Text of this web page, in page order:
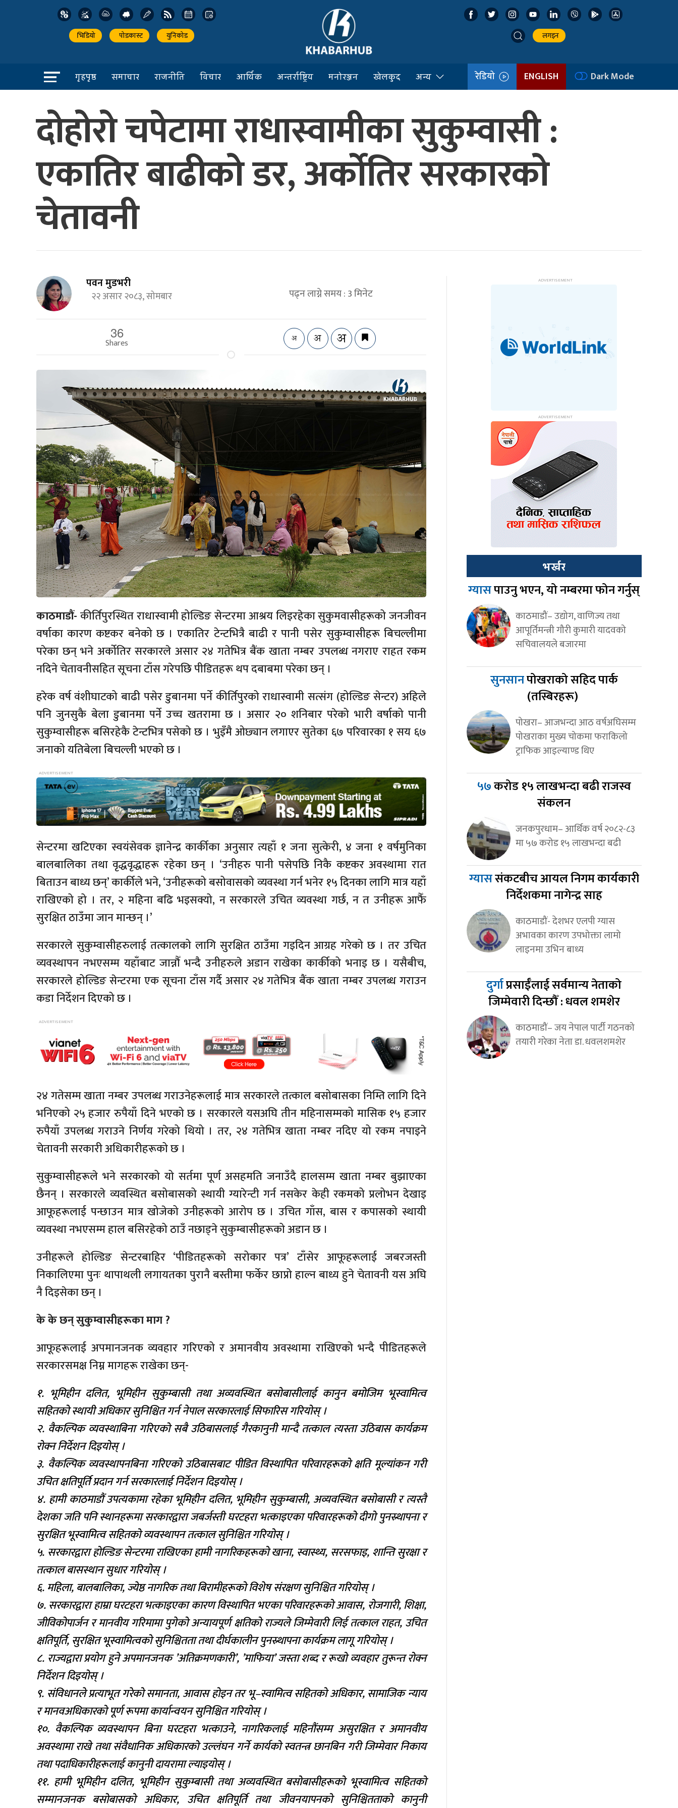
भिडियो पोडकास्ट युनिकोड लगइन
गृहपृष्ठ समाचार राजनीति विचार आर्थिक अन्तर्राष्ट्रिय मनोरञ्जन खेलकुद अन्य रेडियो ENGLISH Dark Mode
दोहोरो चपेटामा राधास्वामीका सुकुम्वासी :
एकातिर बाढीको डर, अर्कोतिर सरकारको
चेतावनी
पवन मुडभरी
२२ असार २०८३, सोमबार पढ्न लाग्ने समय :3मिनेट
36
Shares
काठमाडौं-कीर्तिपुरस्थित राधास्वामी होल्डिङ सेन्टरमा आश्रय लिइरहेका सुकुमवासीहरूको जनजीवन
वर्षाका कारण कष्टकर बनेको छ । एकातिर टेन्टभित्रै बाढी र पानी पसेर सुकुम्वासीहरू बिचल्लीमा
परेका छन् भने अर्कोतिर सरकारले असार २४ गतेभित्र बैंक खाता नम्बर उपलब्ध नगराए राहत रकम
नदिने चेतावनीसहित सूचना टाँस गरेपछि पीडितहरू थप दबाबमा परेका छन् ।
हरेक वर्ष वंशीघाटको बाढी पसेर डुबानमा पर्ने कीर्तिपुरको राधास्वामी सत्संग (होल्डिङ सेन्टर) अहिले
पनि जुनसुकै बेला डुबानमा पर्ने उच्च खतरामा छ । असार २० शनिबार परेको भारी वर्षाको पानी
सुकुम्वासीहरू बसिरहेकै टेन्टभित्र पसेको छ । भुइँमै ओछ्यान लगाएर सुतेका ६७ परिवारका १ सय ६७
जनाको यतिबेला बिचल्ली भएको छ ।
सेन्टरमा खटिएका स्वयंसेवक ज्ञानेन्द्र कार्कीका अनुसार त्यहाँ १ जना सुत्केरी, ४ जना १ वर्षमुनिका
बालबालिका तथा वृद्धवृद्धाहरू रहेका छन् । ‘उनीहरु पानी पसेपछि निकै कष्टकर अवस्थामा रात
बिताउन बाध्य छन्’ कार्कीले भने, ‘उनीहरूको बसोवासको व्यवस्था गर्न भनेर १५ दिनका लागि मात्र यहाँ
राखिएको हो । तर, २ महिना बढि भइसक्यो, न सरकारले उचित व्यवस्था गर्छ, न त उनीहरू आफैँ
सुरक्षित ठाउँमा जान मान्छन् ।’
सरकारले सुकुम्वासीहरुलाई तत्कालको लागि सुरक्षित ठाउँमा गइदिन आग्रह गरेको छ । तर उचित
व्यवस्थापन नभएसम्म यहाँबाट जान्नौँ भन्दै उनीहरुले अडान राखेका कार्कीको भनाइ छ । यसैबीच,
सरकारले होल्डिङ सेन्टरमा एक सूचना टाँस गर्दै असार २४ गतेभित्र बैंक खाता नम्बर उपलब्ध गराउन
कडा निर्देशन दिएको छ ।
२४ गतेसम्म खाता नम्बर उपलब्ध गराउनेहरूलाई मात्र सरकारले तत्काल बसोबासका निम्ति लागि दिने
भनिएको २५ हजार रुपैयाँ दिने भएको छ । सरकारले यसअघि तीन महिनासम्मको मासिक १५ हजार
रुपैयाँ उपलब्ध गराउने निर्णय गरेको थियो । तर, २४ गतेभित्र खाता नम्बर नदिए यो रकम नपाइने
चेतावनी सरकारी अधिकारीहरूको छ ।
सुकुम्वासीहरूले भने सरकारको यो सर्तमा पूर्ण असहमति जनाउँदै हालसम्म खाता नम्बर बुझाएका
छैनन् । सरकारले व्यवस्थित बसोबासको स्थायी ग्यारेन्टी गर्न नसकेर केही रकमको प्रलोभन देखाइ
आफूहरूलाई पन्छाउन मात्र खोजेको उनीहरूको आरोप छ । उचित गाँस, बास र कपासको स्थायी
व्यवस्था नभएसम्म हाल बसिरहेको ठाउँ नछाड्ने सुकुम्बासीहरूको अडान छ ।
उनीहरूले होल्डिङ सेन्टरबाहिर ‘पीडितहरूको सरोकार पत्र’ टाँसेर आफूहरूलाई जबरजस्ती
निकालिएमा पुनः थापाथली लगायतका पुरानै बस्तीमा फर्केर छाप्रो हाल्न बाध्य हुने चेतावनी यस अघि
नै दिइसेका छन् ।
के के छन् सुकुम्वासीहरूका माग ?
आफूहरूलाई अपमानजनक व्यवहार गरिएको र अमानवीय अवस्थामा राखिएको भन्दै पीडितहरूले
सरकारसमक्ष निम्न मागहरू राखेका छन्-
१. भूमिहीन दलित, भूमिहीन सुकुम्बासी तथा अव्यवस्थित बसोबासीलाई कानुन बमोजिम भूस्वामित्व
सहितको स्थायी अधिकार सुनिश्चित गर्न नेपाल सरकारलाई सिफारिस गरियोस् ।
२. वैकल्पिक व्यवस्थाबिना गरिएको सबै उठिबासलाई गैरकानुनी मान्दै तत्काल त्यस्ता उठिबास कार्यक्रम
रोक्न निर्देशन दिइयोस् ।
३. वैकल्पिक व्यवस्थापनबिना गरिएको उठिबासबाट पीडित विस्थापित परिवारहरूको क्षति मूल्यांकन गरी
उचित क्षतिपूर्ति प्रदान गर्न सरकारलाई निर्देशन दिइयोस् ।
४. हामी काठमाडौं उपत्यकामा रहेका भूमिहीन दलित, भूमिहीन सुकुम्बासी, अव्यवस्थित बसोबासी र त्यस्तै
देशका जति पनि स्थानहरूमा सरकारद्वारा जबर्जस्ती घरटहरा भत्काइएका परिवारहरूको दीगो पुनस्र्थापना र
सुरक्षित भूस्वामित्व सहितको व्यवस्थापन तत्काल सुनिश्चित गरियोस् ।
५. सरकारद्वारा होल्डिङ सेन्टरमा राखिएका हामी नागरिकहरूको खाना, स्वास्थ्य, सरसफाइ, शान्ति सुरक्षा र
तत्काल बासस्थान सुधार गरियोस् ।
६. महिला, बालबालिका, ज्येष्ठ नागरिक तथा बिरामीहरूको विशेष संरक्षण सुनिश्चित गरियोस् ।
७. सरकारद्वारा हाम्रा घरटहरा भत्काइएका कारण विस्थापित भएका परिवारहरूको आवास, रोजगारी, शिक्षा,
जीविकोपार्जन र मानवीय गरिमामा पुगेको अन्यायपूर्ण क्षतिको राज्यले जिम्मेवारी लिई तत्काल राहत, उचित
क्षतिपूर्ति, सुरक्षित भूस्वामित्वको सुनिश्चितता तथा दीर्घकालीन पुनस्र्थापना कार्यक्रम लागू गरियोस् ।
८. राज्यद्वारा प्रयोग हुने अपमानजनक ’अतिक्रमणकारी’, ’माफिया’ जस्ता शब्द र रूखो व्यवहार तुरून्त रोक्न
निर्देशन दिइयोस् ।
९. संविधानले प्रत्याभूत गरेको समानता, आवास होइन तर भू–स्वामित्व सहितको अधिकार, सामाजिक न्याय
र मानवअधिकारको पूर्ण रूपमा कार्यान्वयन सुनिश्चित गरियोस् ।
१०. वैकल्पिक व्यवस्थापन बिना घरटहरा भत्काउने, नागरिकलाई महिनौंसम्म असुरक्षित र अमानवीय
अवस्थामा राखे तथा संवैधानिक अधिकारको उल्लंघन गर्ने कार्यको स्वतन्त्र छानबिन गरी जिम्मेवार निकाय
तथा पदाधिकारीहरूलाई कानुनी दायरामा ल्याइयोस् ।
११. हामी भूमिहीन दलित, भूमिहीन सुकुम्बासी तथा अव्यवस्थित बसोबासीहरूको भूस्वामित्व सहितको
सम्मानजनक बसोबासको अधिकार, उचित क्षतिपूर्ति तथा जीवनयापनको सुनिश्चितताको कानुनी
भर्खर
ग्यासपाउनु भएन, यो नम्बरमा फोन गर्नुस्
काठमाडौं– उद्योग, वाणिज्य तथा
आपूर्तिमन्त्री गौरी कुमारी यादवको
सचिवालयले बजारमा
सुनसानपोखराको सहिद पार्क
(तस्बिरहरू)
पोखरा– आजभन्दा आठ वर्षअघिसम्म
पोखराका मुख्य चोकमा फराकिलो
ट्राफिक आइल्याण्ड थिए
५७करोड १५ लाखभन्दा बढी राजस्व
संकलन
जनकपुरधाम– आर्थिक वर्ष २०८२-८३
मा ५७ करोड १५ लाखभन्दा बढी
ग्याससंकटबीच आयल निगम कार्यकारी
निर्देशकमा नागेन्द्र साह
काठमाडौं- देशभर एलपी ग्यास
अभावका कारण उपभोक्ता लामो
लाइनमा उभिन बाध्य
दुर्गाप्रसाईँलाई सर्वमान्य नेताको
जिम्मेवारी दिन्छौँ : धवल शमशेर
काठमाडौं– जय नेपाल पार्टी गठनको
तयारी गरेका नेता डा. धवलशमशेर